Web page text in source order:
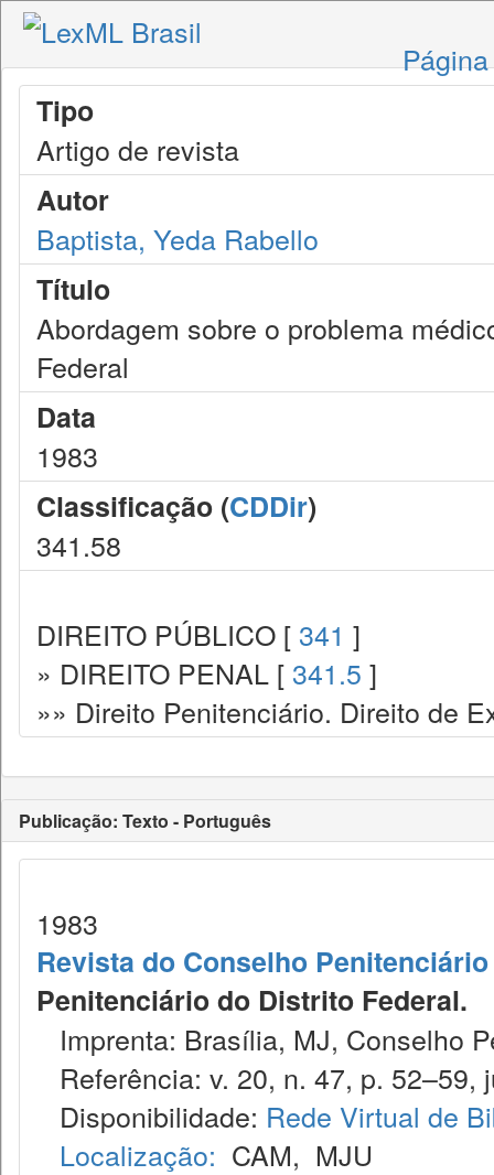
Tipo
Artigo de revista
Autor
Baptista, Yeda Rabello
Título
Abordagem sobre o problema
Federal
Data
1983
Classificação (CDDir)
341.58
DIREITO PÚBLICO [ 341 ]
» DIREITO PENAL [ 341.5 ]
»» Direito Penitenciário. Direito de
Publicação: Texto - Português
1983
Revista do Conselho
Penitenciário do Distrito Federal.
Imprenta: Brasília, MJ, Conselho
Referência: v. 20, n. 47, p. 52–59,
Disponibilidade: Rede Virtual de
Localização: CAM, MJU